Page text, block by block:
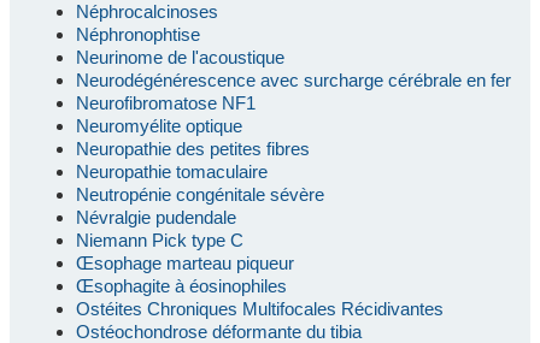
Néphrocalcinoses
Néphronophtise
Neurinome de l'acoustique
Neurodégénérescence avec surcharge cérébrale en fer
Neurofibromatose NF1
Neuromyélite optique
Neuropathie des petites fibres
Neuropathie tomaculaire
Neutropénie congénitale sévère
Névralgie pudendale
Niemann Pick type C
Œsophage marteau piqueur
Œsophagite à éosinophiles
Ostéites Chroniques Multifocales Récidivantes
Ostéochondrose déformante du tibia